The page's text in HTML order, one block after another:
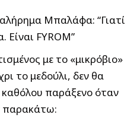
με το «μικρόβιο»
το μεδούλι, δεν θα
καθόλου παράξενο όταν
παρακάτω: